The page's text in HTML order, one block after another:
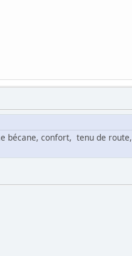
bécane, confort, tenu de route,